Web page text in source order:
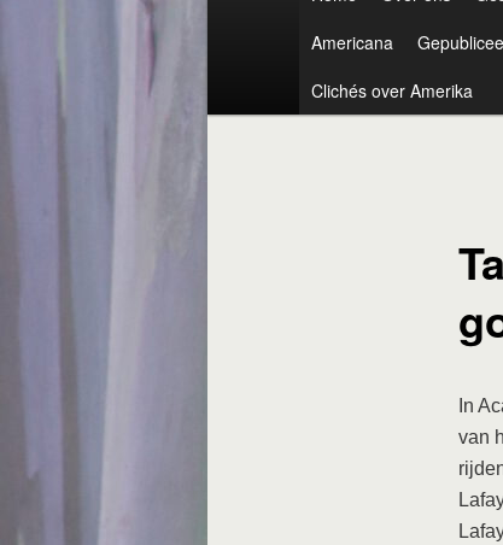
Americana
Clichés over Amerika
In
van